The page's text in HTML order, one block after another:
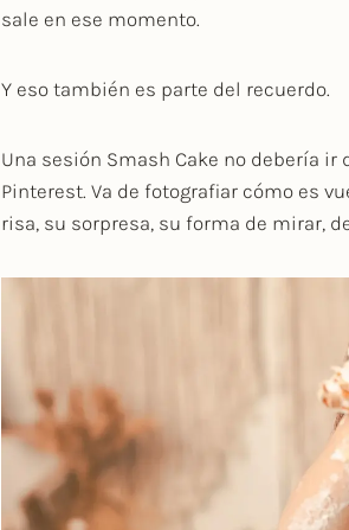
sale en ese momento.
Y eso también es parte del recuerdo.
Una sesión Smash Cake no debería ir
Pinterest. Va de fotografiar cómo es
risa, su sorpresa, su forma de mirar,